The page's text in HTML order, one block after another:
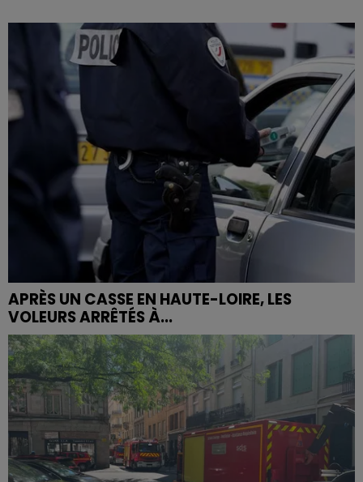
APRÈS UN CASSE EN HAUTE-LOIRE, LES
VOLEURS ARRÊTÉS À...